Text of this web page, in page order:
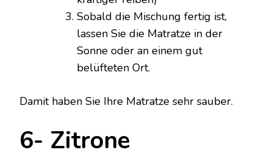
Sobald die Mischung fertig ist,
lassen Sie die Matratze in der
Sonne oder an einem gut
belüfteten Ort.
Damit haben Sie Ihre Matratze sehr sauber.
6- Zitrone